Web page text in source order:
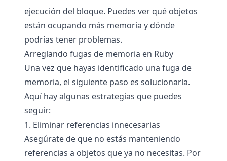
ejecución del bloque. Puedes ver qué objetos
están ocupando más memoria y dónde
podrías tener problemas.
Arreglando fugas de memoria en Ruby
Una vez que hayas identificado una fuga de
memoria, el siguiente paso es solucionarla.
Aquí hay algunas estrategias que puedes
seguir:
1. Eliminar referencias innecesarias
Asegúrate de que no estás manteniendo
referencias a objetos que ya no necesitas. Por